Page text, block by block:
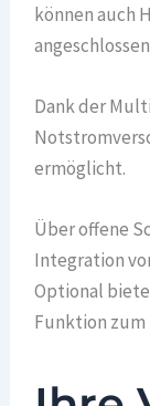
können auch
Dank der
ermöglicht.
Über offene
Integration
Optional
Funktion zum